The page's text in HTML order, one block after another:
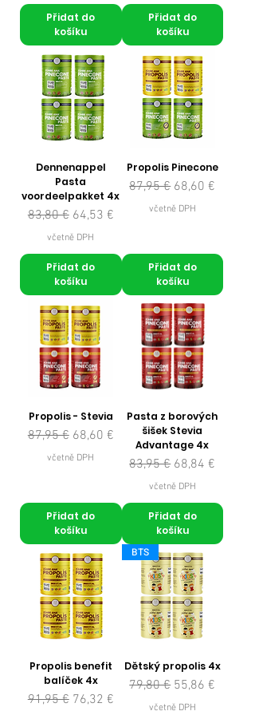
Přidat do
košíku
Přidat do
košíku
Dennenappel
Pasta
voordeelpakket 4x
Běžná cena
83,80 € Zvýhodněná cena
64,53 €
včetně DPH
Přidat do
košíku
Propolis Pinecone
Běžná cena
87,95 € Zvýhodněná
68,60 €
včetně DPH
Přidat do
košíku
Propolis - Stevia
Běžná cena
87,95 € Zvýhodněná cena
68,60 €
včetně DPH
Přidat do
košíku
Pasta z borových
šišek Stevia
Advantage 4x
Běžná cena
83,95 € Zvýhodněná
68,84 €
včetně DPH
Přidat do
košíku
Propolis benefit
balíček 4x
Běžná cena
91,95 € Zvýhodněná cena
76,32 €
BTS
Dětský propolis 4x
Běžná cena
79,80 € Zvýhodněná
55,86 €
včetně DPH